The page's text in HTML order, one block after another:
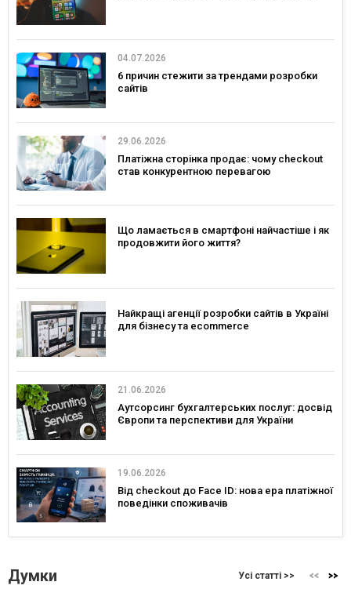
04.07.2026
6 причин стежити за трендами розробки
сайтів
29.06.2026
Платіжна сторінка продає: чому checkout
став конкурентною перевагою
Що ламається в смартфоні найчастіше і як
продовжити його життя?
Найкращі агенції розробки сайтів в Україні
для бізнесу та ecommerce
21.06.2026
Аутсорсинг бухгалтерських послуг: досвід
Європи та перспективи для України
19.06.2026
Від checkout до Face ID: нова ера платіжної
поведінки споживачів
Думки Усі статті >>